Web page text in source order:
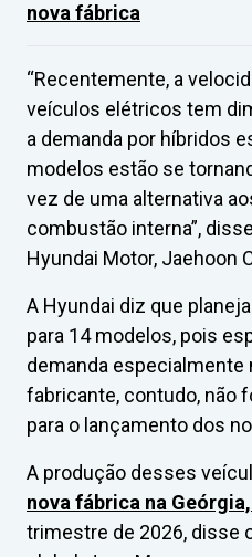
nova fábrica
“Recentemente, a
veículos elétricos tem
a demanda por híbridos
modelos estão se
vez de uma alternativa
combustão interna”,
Hyundai Motor, Jaehoon
A Hyundai diz que
para 14 modelos, pois
demanda especialmente
fabricante, contudo, não
para o lançamento dos
A produção desses
nova fábrica na Geórgia,
trimestre de 2026, disse